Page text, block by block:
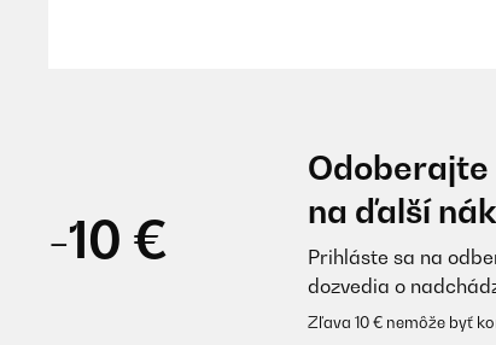
Li ho acquistati con l’intento di avere una
-10 €
Odoberajte
na ďalší
Prihláste sa na
dozvedia o
Zľava 10 € nemôže byť